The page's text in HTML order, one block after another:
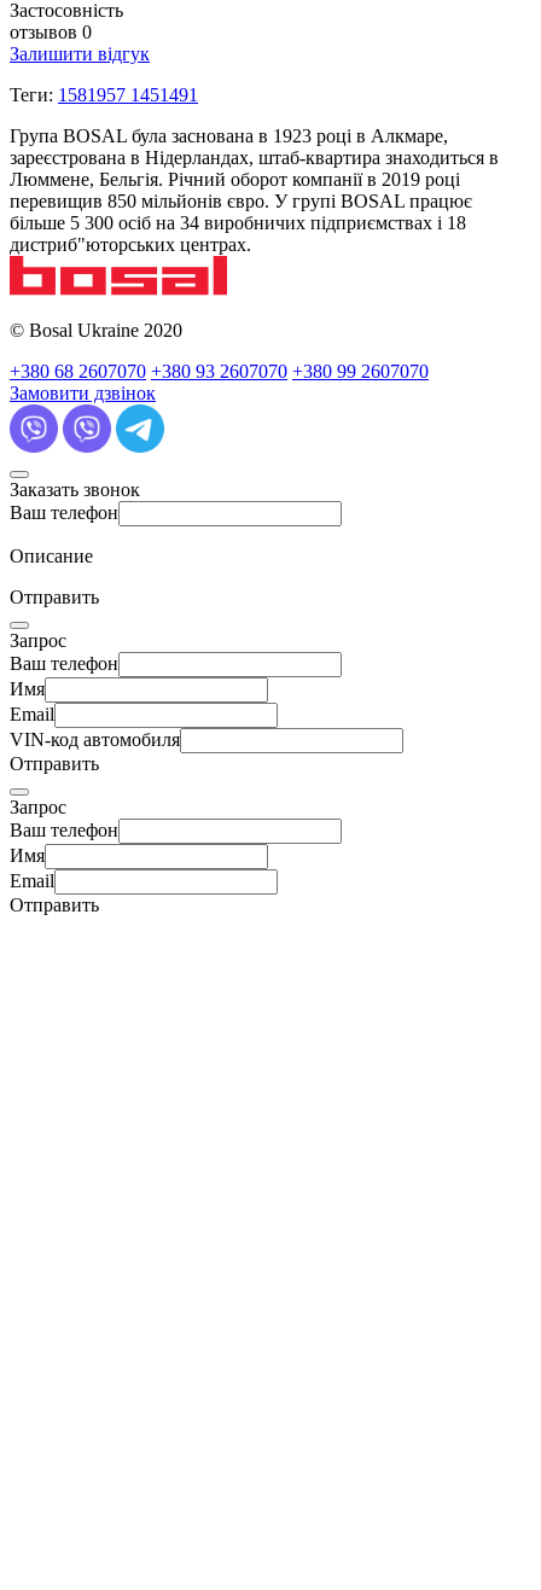
Застосовність
отзывов 0
Залишити відгук
Теги: 1581957 1451491
Група BOSAL була заснована в 1923 році в Алкмаре,
зареєстрована в Нідерландах, штаб-квартира знаходиться в
Люммене, Бельгія. Річний оборот компанії в 2019 році
перевищив 850 мільйонів євро. У групі BOSAL працює
більше 5 300 осіб на 34 виробничих підприємствах і 18
дистриб"юторських центрах.
© Bosal Ukraine 2020
+380 68 2607070 +380 93 2607070 +380 99 2607070
Замовити дзвінок
Заказать звонок
Ваш телефон
Описание
Отправить
Запрос
Ваш телефон
Имя
Email
VIN-код автомобиля
Отправить
Запрос
Ваш телефон
Имя
Email
Отправить